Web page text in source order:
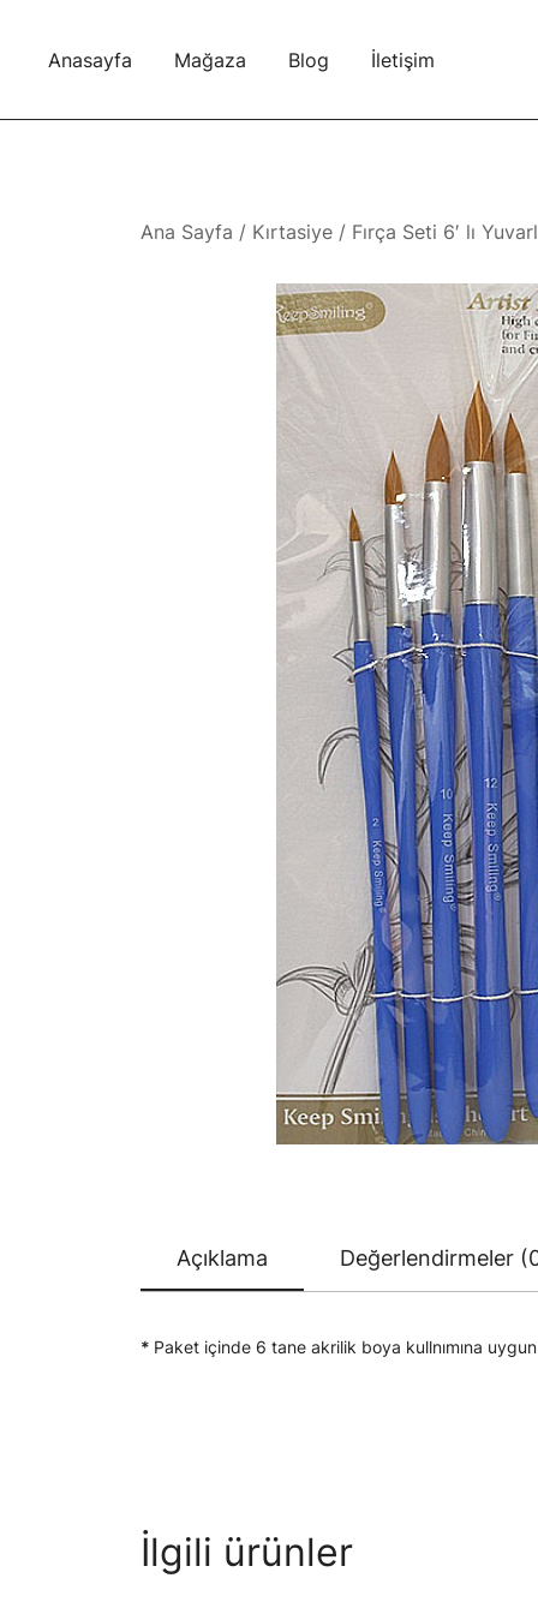
Anasayfa Mağaza Blog İletişim
Ana Sayfa / Kırtasiye / Fırça Seti 6′ lı
Açıklama Değerlendirmeler
* Paket içinde 6 tane akrilik boya kullnımına uygun
İlgili ürünler